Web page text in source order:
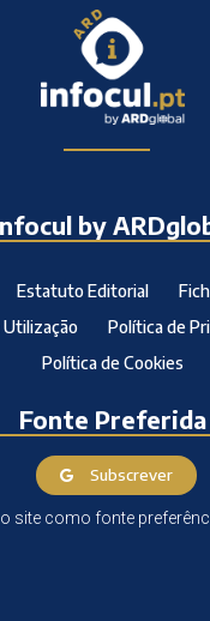
by
Estatuto Editorial
Utilização
Política de
Política de Cookies
Fonte Preferida
Subscrever
site como fonte